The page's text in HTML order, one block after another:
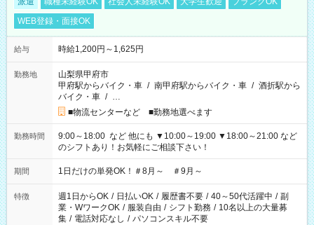
WEB登録・面接OK
給与 時給1,200円～1,625円
勤務地
山梨県甲府市
甲府駅からバイク・車 / 南甲府駅からバイク・車 / 酒折駅から
バイク・車 / …
■物流センターなど ■勤務地選べます
勤務時間
9:00～18:00 など 他にも ▼10:00～19:00 ▼18:00～21:00 など
のシフトあり！お気軽にご相談下さい！
期間 1日だけの単発OK！＃8月～ ＃9月～
特徴 週1日からOK / 日払いOK / 履歴書不要 / 40～50代活躍中 / 副
業・WワークOK / 服装自由 / シフト勤務 / 10名以上の大量募
集 / 電話対応なし / パソコンスキル不要